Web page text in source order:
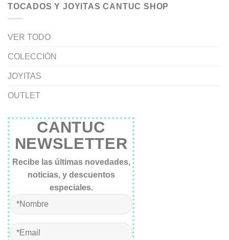
TOCADOS Y JOYITAS CANTUC SHOP
VER TODO
COLECCIÓN
JOYITAS
OUTLET
CANTUC
NEWSLETTER
Recibe las últimas novedades,
noticias, y descuentos
especiales.